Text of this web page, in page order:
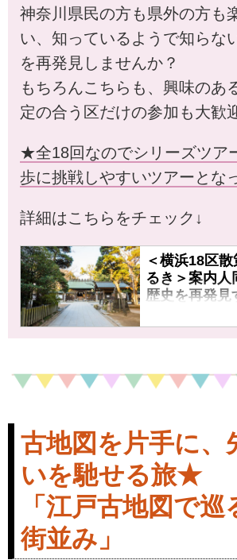
神奈川県民の方も県外の方も
い、知っているようで知らな
を再発見しませんか？
もちろんこちらも、興味のあ
定の合う区だけの参加も大歓
★全18回なのでシリーズツア
歩に挑戦しやすいツアーとな
詳細はこちらをチェック↓
＜横浜18区
るき＞案内人
歴史を再発見
へ！【現地
ラブツーリズ
＞案内人同行
発見する浜あ
ツアー・旅行
ブツーリズム。
古地図を片手に、
いを馳せる旅★
「江戸古地図で
街並み」